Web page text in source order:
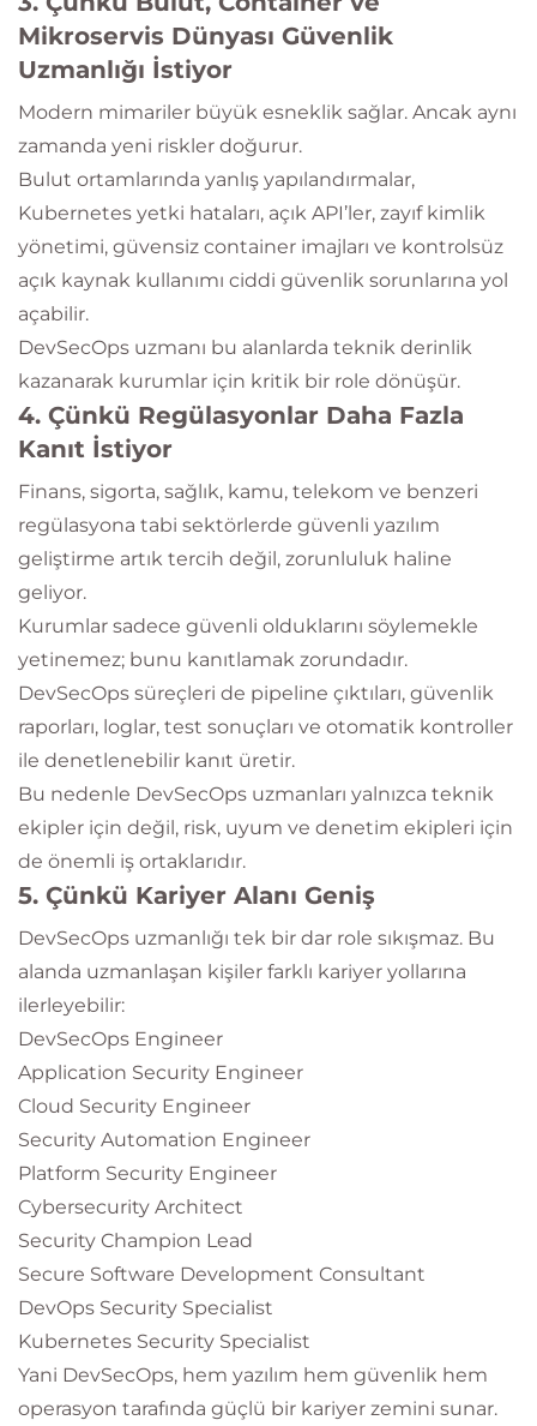
Mikroservis Dünyası Güvenlik
Uzmanlığı İstiyor
Modern mimariler büyük esneklik sağlar. Ancak aynı
zamanda yeni riskler doğurur.
Bulut ortamlarında yanlış yapılandırmalar,
Kubernetes yetki hataları, açık API’ler, zayıf kimlik
yönetimi, güvensiz container imajları ve kontrolsüz
açık kaynak kullanımı ciddi güvenlik sorunlarına yol
açabilir.
DevSecOps uzmanı bu alanlarda teknik derinlik
kazanarak kurumlar için kritik bir role dönüşür.
4. Çünkü Regülasyonlar Daha Fazla
Kanıt İstiyor
Finans, sigorta, sağlık, kamu, telekom ve benzeri
regülasyona tabi sektörlerde güvenli yazılım
geliştirme artık tercih değil, zorunluluk haline
geliyor.
Kurumlar sadece güvenli olduklarını söylemekle
yetinemez; bunu kanıtlamak zorundadır.
DevSecOps süreçleri de pipeline çıktıları, güvenlik
raporları, loglar, test sonuçları ve otomatik kontroller
ile denetlenebilir kanıt üretir.
Bu nedenle DevSecOps uzmanları yalnızca teknik
ekipler için değil, risk, uyum ve denetim ekipleri için
de önemli iş ortaklarıdır.
5. Çünkü Kariyer Alanı Geniş
DevSecOps uzmanlığı tek bir dar role sıkışmaz. Bu
alanda uzmanlaşan kişiler farklı kariyer yollarına
ilerleyebilir:
DevSecOps Engineer
Application Security Engineer
Cloud Security Engineer
Security Automation Engineer
Platform Security Engineer
Cybersecurity Architect
Security Champion Lead
Secure Software Development Consultant
DevOps Security Specialist
Kubernetes Security Specialist
Yani DevSecOps, hem yazılım hem güvenlik hem
operasyon tarafında güçlü bir kariyer zemini sunar.